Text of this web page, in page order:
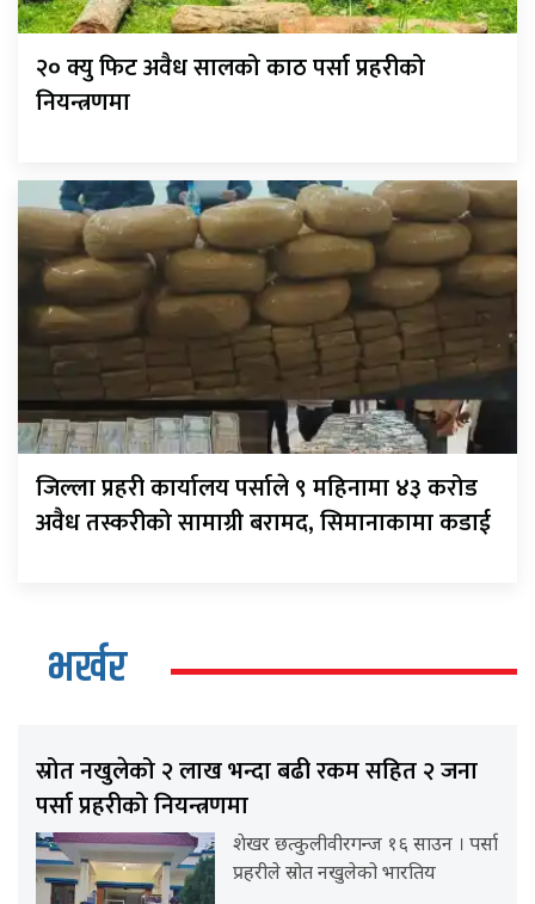
२० क्यु फिट अवैध सालको काठ पर्सा प्रहरीको
नियन्त्रणमा
जिल्ला प्रहरी कार्यालय पर्साले ९ महिनामा ४३ करोड
अवैध तस्करीको सामाग्री बरामद, सिमानाकामा कडाई
भर्खर
स्रोत नखुलेको २ लाख भन्दा बढी रकम सहित २ जना
पर्सा प्रहरीको नियन्त्रणमा
शेखर छत्कुलीवीरगन्ज १६ साउन । पर्सा
प्रहरीले स्रोत नखुलेको भारतिय